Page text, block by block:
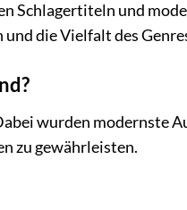
Schlagertiteln und
die Vielfalt des
wurden modernste
zu gewährleisten.